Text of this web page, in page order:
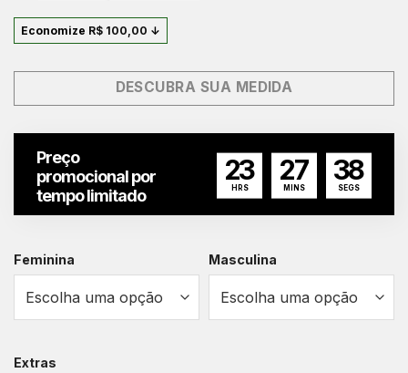
Economize R$ 100,00 ↓
DESCUBRA SUA MEDIDA
Preço
promocional por
tempo limitado
23
HRS
27
MINS
37
SEGS
Feminina Masculina
Extras